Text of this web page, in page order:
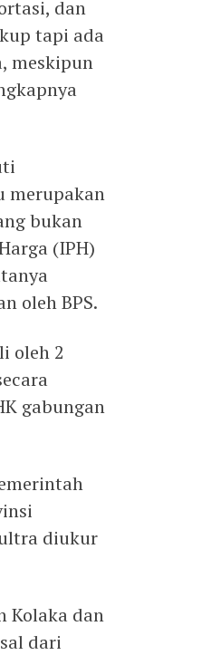
dan
tapi ada
meskipun
merupakan
bukan
(IPH)
oleh BPS.
oleh 2
gabungan
diukur
Kolaka dan
dari